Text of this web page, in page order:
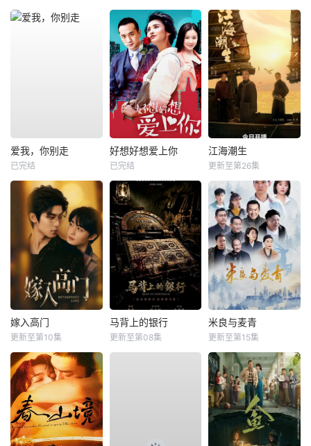
爱我，你别走
已完结
好想好想爱上你
已完结
江海潮生
更新至第26集
嫁入高门
更新至第10集
马背上的银行
更新至第08集
米良与麦青
更新至第15集